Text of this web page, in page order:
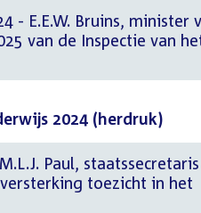
- E.E.W. Bruins, minister
van de Inspectie van
2024 (herdruk)
Paul, staatssecretaris
toezicht in het